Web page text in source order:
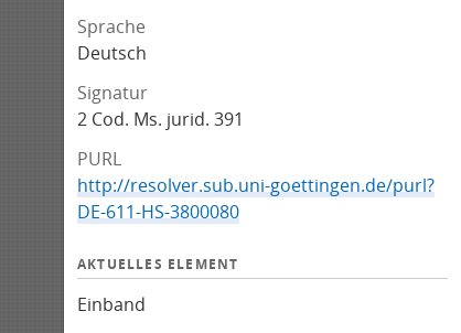
Sprache
Deutsch
Signatur
2 Cod. Ms. jurid. 391
PURL
http://resolver.sub.uni-goettingen.de/purl?
DE-611-HS-3800080
AKTUELLES ELEMENT
Einband